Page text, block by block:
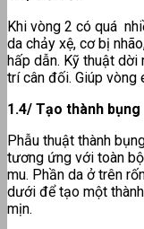
Khi vòng 2 có quá
da chảy xệ, cơ bị
hấp dẫn. Kỹ thuật dời
trí cân đối. Giúp vòng
1.4/ Tạo thành bụng
Phẫu thuật thành
tương ứng với toàn
mu. Phần da ở trên
dưới để tạo một
mịn.